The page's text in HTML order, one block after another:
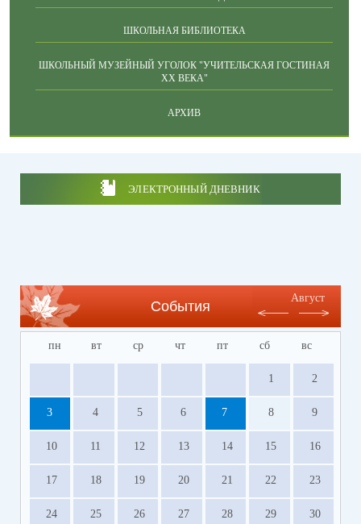
ШКОЛЬНАЯ БИБЛИОТЕКА
ШКОЛЬНЫЙ МУЗЕЙНЫЙ УГОЛОК "УЧИТЕЛЬСКАЯ ГОСТИНАЯ
ХХ ВЕКА"
АРХИВ
ЭЛЕКТРОННЫЙ ДНЕВНИК
События
Август
пн вт ср чт пт сб вс
1 2
3 4 5 6 7 8 9
10 11 12 13 14 15 16
17 18 19 20 21 22 23
24 25 26 27 28 29 30